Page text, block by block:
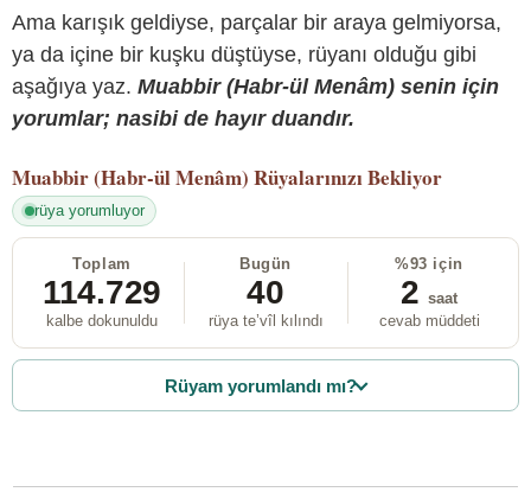
Ama karışık geldiyse, parçalar bir araya gelmiyorsa,
ya da içine bir kuşku düştüyse, rüyanı olduğu gibi
aşağıya yaz. Muabbir (Habr-ül Menâm) senin için
yorumlar; nasibi de hayır duandır.
Muabbir (Habr-ül Menâm) Rüyalarınızı Bekliyor
rüya yorumluyor
Toplam
114.729
kalbe dokunuldu
Bugün
40
rüya te’vîl kılındı
%93 için
2 saat
cevab müddeti
Rüyam yorumlandı mı?